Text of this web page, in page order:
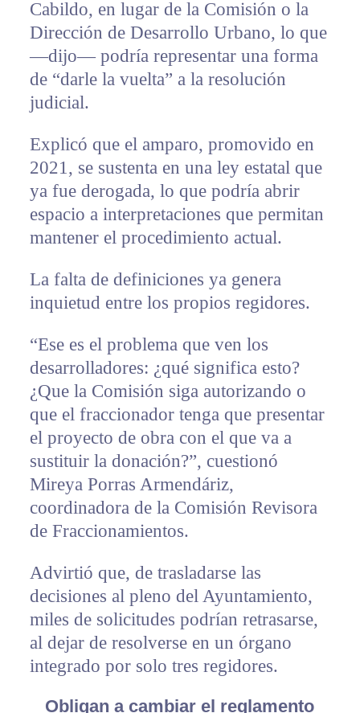
Cabildo, en lugar de la Comisión o la
Dirección de Desarrollo Urbano, lo que
—dijo— podría representar una forma
de “darle la vuelta” a la resolución
judicial.
Explicó que el amparo, promovido en
2021, se sustenta en una ley estatal que
ya fue derogada, lo que podría abrir
espacio a interpretaciones que permitan
mantener el procedimiento actual.
La falta de definiciones ya genera
inquietud entre los propios regidores.
“Ese es el problema que ven los
desarrolladores: ¿qué significa esto?
¿Que la Comisión siga autorizando o
que el fraccionador tenga que presentar
el proyecto de obra con el que va a
sustituir la donación?”, cuestionó
Mireya Porras Armendáriz,
coordinadora de la Comisión Revisora
de Fraccionamientos.
Advirtió que, de trasladarse las
decisiones al pleno del Ayuntamiento,
miles de solicitudes podrían retrasarse,
al dejar de resolverse en un órgano
integrado por solo tres regidores.
Obligan a cambiar el reglamento